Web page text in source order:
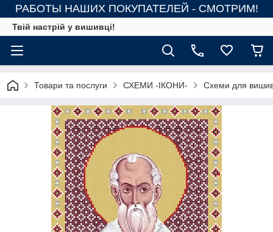
РАБОТЫ НАШИХ ПОКУПАТЕЛЕЙ - СМОТРИМ!
Твій настрій у вишивці!
Товари та послуги СХЕМИ -ІКОНИ- Схеми для